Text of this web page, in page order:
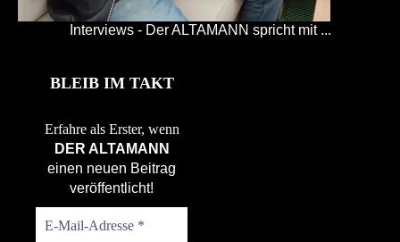
Interviews - Der ALTAMANN spricht mit ...
BLEIB IM TAKT
Erfahre als Erster, wenn
DER ALTAMANN
einen neuen Beitrag
veröffentlicht!